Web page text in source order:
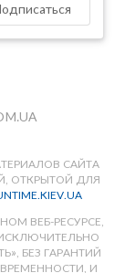
САЙТА
ОТКРЫТОЙ ДЛЯ
ВЕБ-РЕСУРСЕ,
БЕЗ ГАРАНТИЙ
И